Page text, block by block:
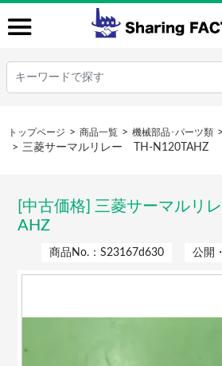
トップページ 商品一覧 機械部品･パーツ類
三菱サーマルリレー TH-N120TAHZ
[中古価格] 三菱サーマル
AHZ
商品No.：S23167d630 公開